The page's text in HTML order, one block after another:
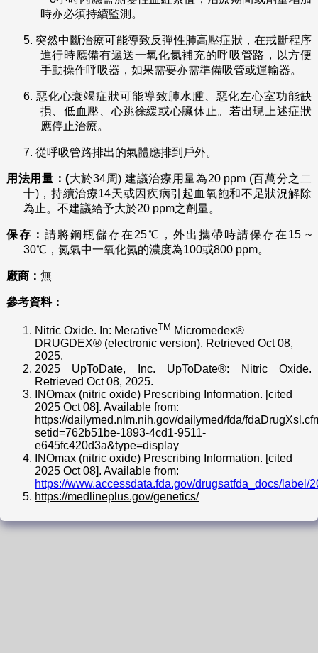
時亦必須持續監測。
5. 突然中斷治療可能導致反彈性肺高壓症狀，在戒斷程序
進行時應備有遞送一氧化氮補充的呼吸管路，以方便
手動操作呼吸器，如果需要亦需準備吸管或運輸器。
6. 惡化心衰竭症狀可能導致肺水腫、惡化左心室功能缺
損、低血壓、心跳徐緩或心臟休止。若出現上述症狀
應停止治療。
7. 從呼吸管路排出的氣體應排到戶外。
用法用量：(大於34周) 建議治療用量為20 ppm (百萬分之二
十)，持續治療14天或因疾病引起血氧飽和不足狀況解除
為止。不建議給予大於20 ppm之劑量。
保存： 請將鋼瓶儲存在25℃，外出攜帶時請保存在15 ~
30℃，氮氣中一氧化氮的濃度為100或800 ppm。
廠商： 無
參考資料：
Nitric Oxide. In: MerativeTM Micromedex®
DRUGDEX® (electronic version). Retrieved Oct 08,
2025.
2025 UpToDate, Inc. UpToDate®: Nitric Oxide.
Retrieved Oct 08, 2025.
INOmax (nitric oxide) Prescribing Information. [cited
2025 Oct 08]. Available from:
https://dailymed.nlm.nih.gov/dailymed/fda/
setid=762b51be-1893-4cd1-9511-
e645fc420d3a&type=display
INOmax (nitric oxide) Prescribing Information. [cited
2025 Oct 08]. Available from:
https://www.accessdata.fda.gov/drugsatfda_docs/label/
https://medlineplus.gov/genetics/